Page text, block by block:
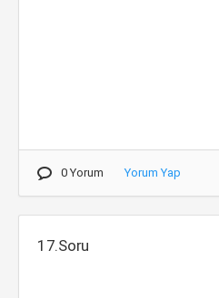
0 Yorum Yorum Yap
17.Soru